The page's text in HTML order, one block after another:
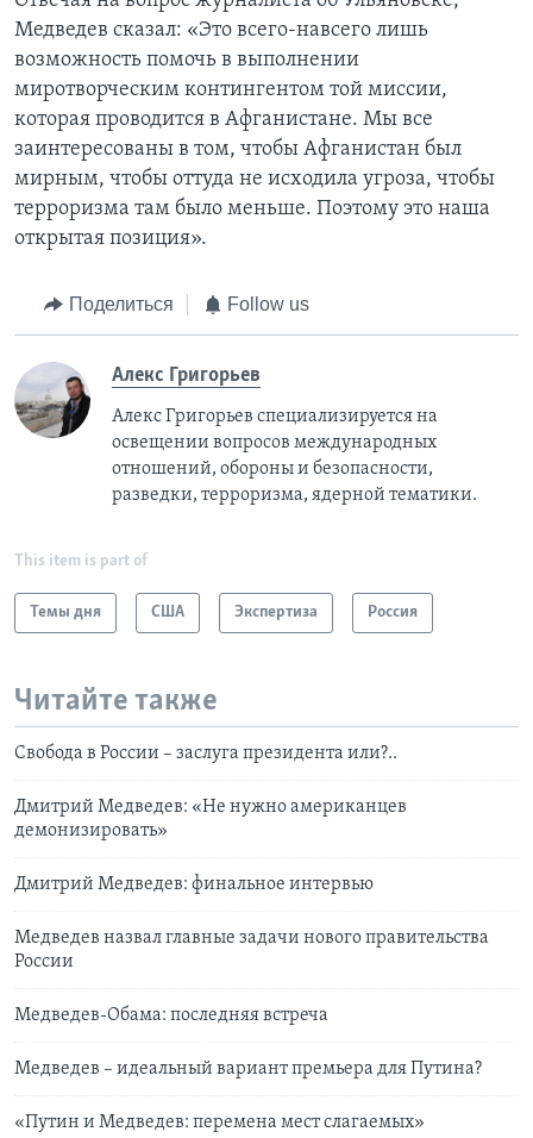
Медведев сказал: «Это всего-навсего лишь
возможность помочь в выполнении
миротворческим контингентом той миссии,
которая проводится в Афганистане. Мы все
заинтересованы в том, чтобы Афганистан был
мирным, чтобы оттуда не исходила угроза, чтобы
терроризма там было меньше. Поэтому это наша
открытая позиция».
Поделиться Follow us
Алекс Григорьев
Алекс Григорьев специализируется на
освещении вопросов международных
отношений, обороны и безопасности,
разведки, терроризма, ядерной тематики.
This item is part of
Темы дня США Экспертиза Россия
Читайте также
Свобода в России – заслуга президента или?..
Дмитрий Медведев: «Не нужно американцев
демонизировать»
Дмитрий Медведев: финальное интервью
Медведев назвал главные задачи нового правительства
России
Медведев-Обама: последняя встреча
Медведев – идеальный вариант премьера для Путина?
«Путин и Медведев: перемена мест слагаемых»